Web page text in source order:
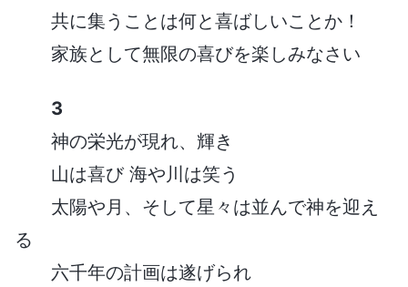
共に集うことは何と喜ばしいことか！
家族として無限の喜びを楽しみなさい
3
神の栄光が現れ、輝き
山は喜び 海や川は笑う
太陽や月、そして星々は並んで神を迎え
る
六千年の計画は遂げられ